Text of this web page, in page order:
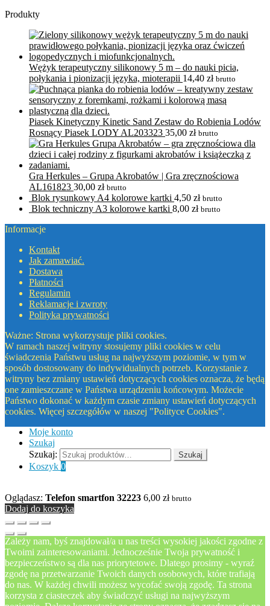
Produkty
Wężyk terapeutyczny silikonowy 5 m – do nauki picia,
połykania i pionizacji języka, mioterapii 14,40 zł brutto
Piasek Kinetyczny Kinetic Sand Zestaw do Robienia Lodów
Rosnący Piasek LODY AL203323 35,00 zł brutto
Gra Herkules – Grupa Akrobatów | Gra zręcznościowa
AL161823 30,00 zł brutto
Blok rysunkowy A4 kolorowe kartki 4,50 zł brutto
Blok techniczny A3 kolorowe kartki 8,00 zł brutto
Informacje
Kontakt
Jak zamawiać.
Dostawa
Płatności
Regulamin
Reklamacje i zwroty
Polityka prywatności
Ważne: Strona wykorzystuje pliki cookies.
W ramach naszej witryny stosujemy pliki cookies w celu
świadczenia Państwu usług na najwyższym poziomie, w tym w
sposób dostosowany do indywidualnych potrzeb. Korzystanie z
witryny bez zmiany ustawień dotyczących cookies oznacza, że będą
one zamieszczane w Państwa urządzeniu końcowym. Możecie
Państwo dokonać w każdym czasie zmiany ustawień dotyczących
cookies. Więcej szczegółów w naszej "Polityce Cookies".
Moje konto
Szukaj
Szukaj:
Szukaj
Koszyk 0
Oglądasz: Telefon smartfon 32223 6,00 zł brutto
Dodaj do koszyka
Zależy nam, byś znajdował/a u nas treści wysokiej jakości zgodne z
Twoimi zainteresowaniami. Jednocześnie Twoja prywatność i
bezpieczeństwo są dla nas priorytetowe. Dlatego prosimy - wyraź
zgodę na przetwarzanie Twoich danych osobowych, które trafiają
do nas. W każdej chwili możesz wycofać swoją zgodę. Ta strona
korzysta z ciasteczek aby świadczyć usługi na najwyższym